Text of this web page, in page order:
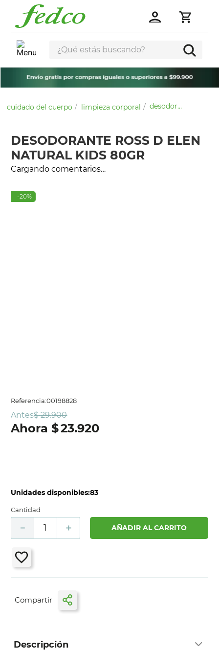
¿Qué estás buscando?
cuidado del cuerpo limpieza corporal desodorante ross d elen natural kids 80gr
DESODORANTE ROSS D ELEN
NATURAL KIDS 80GR
Cargando comentarios…
-20%
Referencia:00198828
Antes$ 29.900
$23.920
Unidades disponibles:83
Cantidad
＋
－ AÑADIR AL CARRITO
Descripción